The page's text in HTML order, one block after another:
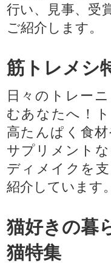
行い、見事、受
ご紹介します。
筋トレメシ
日々のトレー
むあなたへ！
高たんぱく食
サプリメント
ディメイクを
紹介しています
猫好きの暮
猫特集